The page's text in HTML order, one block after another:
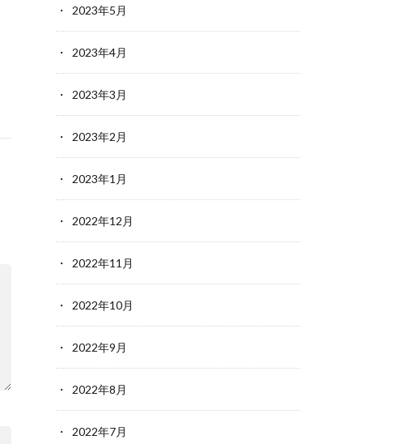
2023年5月
2023年4月
2023年3月
2023年2月
2023年1月
2022年12月
2022年11月
2022年10月
2022年9月
2022年8月
2022年7月